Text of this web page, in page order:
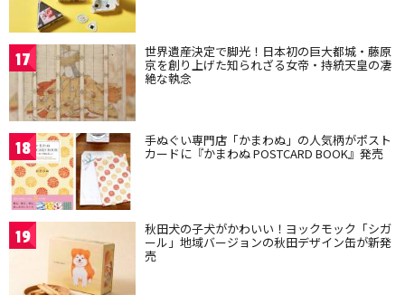
17 世界遺産決定で脚光！日本初の巨大都城・藤原
京を創り上げた知られざる女帝・持統天皇の凄
絶な執念
18 手ぬぐい専門店「かまわぬ」の人気柄がポスト
カードに『かまわぬ POSTCARD BOOK』発売
19 秋田犬の子犬がかわいい！ヨックモック「シガ
ール」地域バージョンの秋田デザイン缶が新発
売